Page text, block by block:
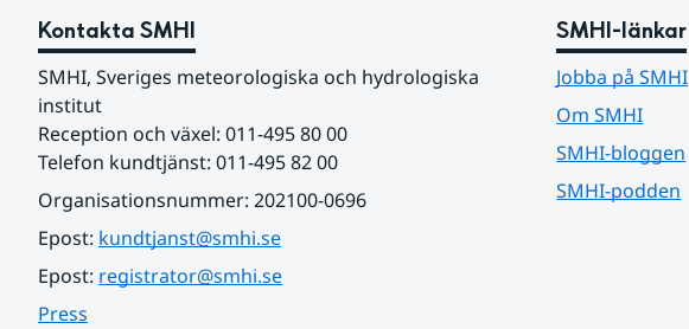
Kontakta SMHI
SMHI, Sveriges meteorologiska och hydrologiska
institut
Reception och växel: 011-495 80 00
Telefon kundtjänst: 011-495 82 00
Organisationsnummer: 202100-0696
Epost: kundtjanst@smhi.se
Epost: registrator@smhi.se
Press
SMHI-länkar
Jobba på SMHI
Om SMHI
SMHI-bloggen
SMHI-podden